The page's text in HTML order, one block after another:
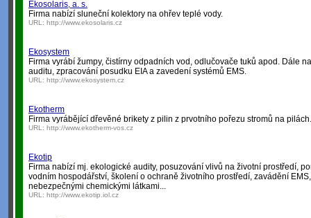
Ekosolaris, a. s.
Firma nabízí sluneční kolektory na ohřev teplé vody.
URL: http://www.ekosolaris.cz
Ekosystem
Firma vyrábí žumpy, čistírny odpadních vod, odlučovače tuků apod. Dále
auditu, zpracování posudku EIA a zavedení systémů EMS.
URL: http://www.ekosystem.cz
Ekotherm
Firma vyrábějící dřevěné brikety z pilin z prvotního pořezu stromů na pilách.
URL: http://www.ekotherm-vos.cz
Ekotip
Firma nabízí mj. ekologické audity, posuzování vlivů na životní prostředí,
vodním hospodářství, školení o ochraně životního prostředí, zavádění
nebezpečnými chemickými látkami...
URL: http://www.ekotip.iol.cz